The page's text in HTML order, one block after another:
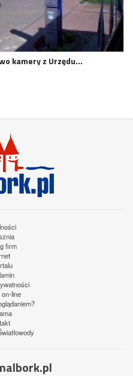
kamery z Urzędu…
firm
line